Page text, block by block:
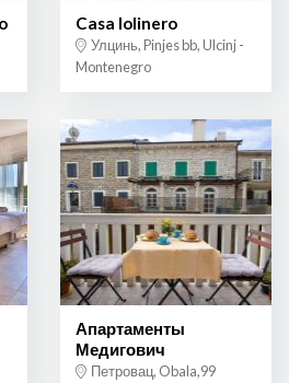
Casa lolinero
Улцинь, Pinjes bb, Ulcinj -
Montenegro
Апартаменты
Медигович
Петровац, Obala,99